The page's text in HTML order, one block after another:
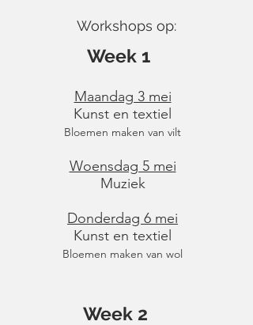
Workshops op:
Maandag 3 mei
Kunst en textiel
Bloemen maken van vilt
Woensdag 5 mei
Muziek
Donderdag 6 mei
Kunst en textiel
Bloemen maken van wol
Week 1
Week 2